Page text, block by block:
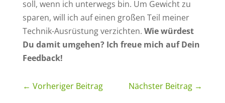
soll, wenn ich unterwegs bin. Um Gewicht zu
sparen, will ich auf einen großen Teil meiner
Technik-Ausrüstung verzichten. Wie würdest
Du damit umgehen? Ich freue mich auf Dein
Feedback!
← Vorheriger Beitrag Nächster Beitrag →